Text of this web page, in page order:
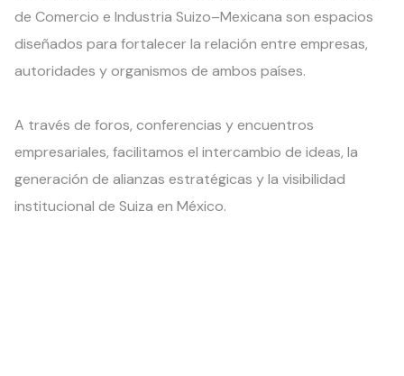
de Comercio e Industria Suizo–Mexicana son espacios
diseñados para fortalecer la relación entre empresas,
autoridades y organismos de ambos países.
A través de foros, conferencias y encuentros
empresariales, facilitamos el intercambio de ideas, la
generación de alianzas estratégicas y la visibilidad
institucional de Suiza en México.